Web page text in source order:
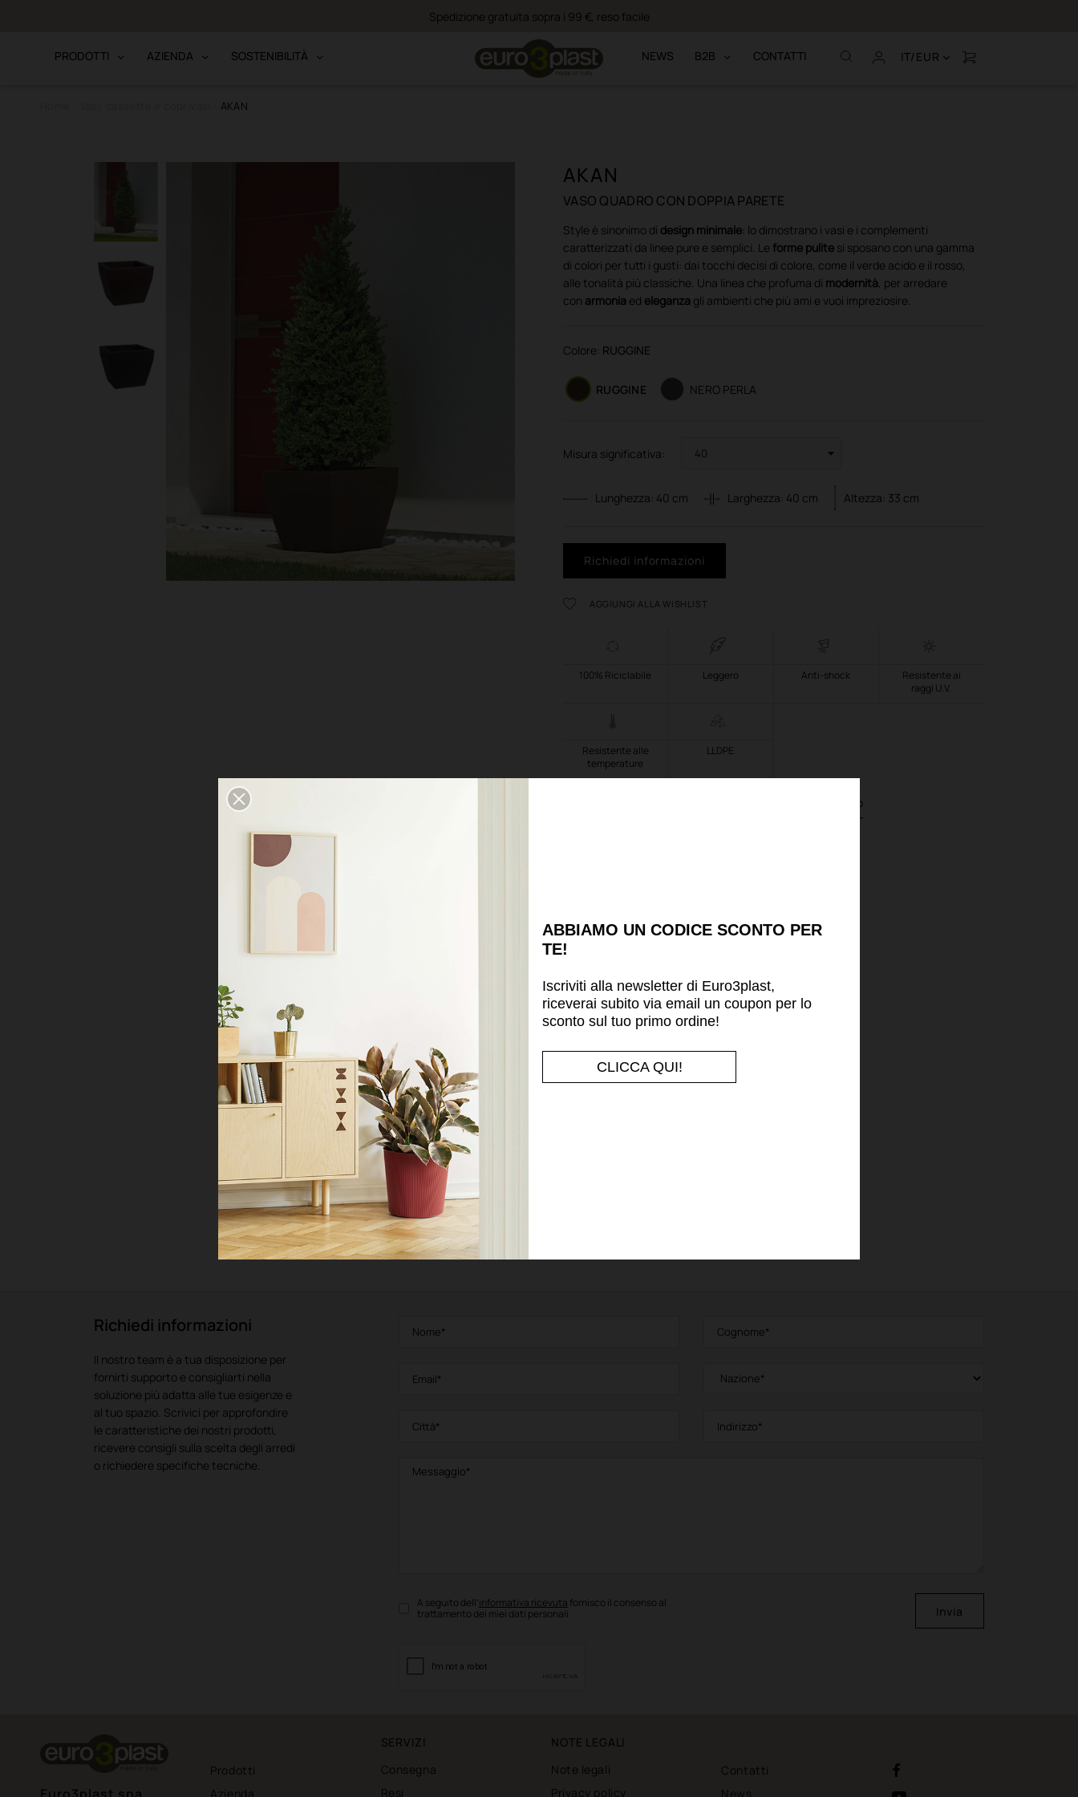
Spedizione gratuita sopra i 99 €, reso facile
PRODOTTI AZIENDA SOSTENIBILITÀ NEWS B2B CONTATTI IT/EUR
AKAN
AKAN
VASO QUADRO CON DOPPIA PARETE
Style è sinonimo di design minimale: lo dimostrano i vasi e i complementi
caratterizzati da linee pure e semplici. Le forme pulite si sposano con una gamma
di colori per tutti i gusti: dai tocchi decisi di colore, come il verde acido e il rosso,
alle tonalità più classiche. Una linea che profuma di modernità, per arredare
con armonia ed eleganza gli ambienti che più ami e vuoi impreziosire.
Colore: RUGGINE
RUGGINE NERO PERLA
Misura significativa:
Lunghezza: 40 cm Larghezza: 40 cm Altezza: 33 cm
Richiedi informazioni
AGGIUNGI ALLA WISHLIST
100% Riciclabile Leggero Anti-shock
Resistente ai
raggi U.V.
Resistente alle
temperature
LLDPE
informazioni sul prodotto
Richiedi informazioni
Il nostro team è a tua disposizione per
fornirti supporto e consigliarti nella
soluzione più adatta alle tue esigenze e
al tuo spazio. Scrivici per approfondire
le caratteristiche dei nostri prodotti,
ricevere consigli sulla scelta degli arredi
o richiedere specifiche tecniche.
A seguito dell’informativa ricevuta fornisco il consenso al
trattamento dei miei dati personali
Invia
Prodotti
Azienda
SERVIZI
Consegna
Resi
NOTE LEGALI
Note legali
Privacy policy
Contatti
News
ABBIAMO UN CODICE SCONTO PER
TE!
Iscriviti alla newsletter di Euro3plast,
riceverai subito via email un coupon per lo
sconto sul tuo primo ordine!
CLICCA QUI!